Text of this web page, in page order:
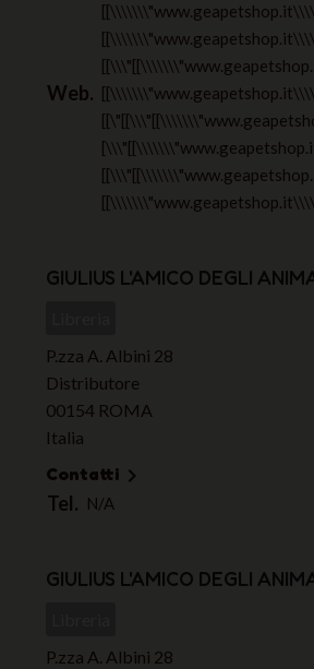
Web.
GIULIUS L'AMICO DEGLI
P.zza A. Albini 28
Distributore
00154 ROMA
Italia
Contatti 
Tel. N/A
GIULIUS L'AMICO DEGLI
P.zza A. Albini 28